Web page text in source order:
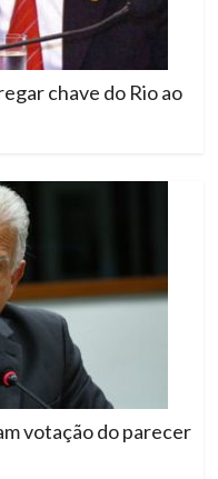
chave do Rio ao
votação do parecer